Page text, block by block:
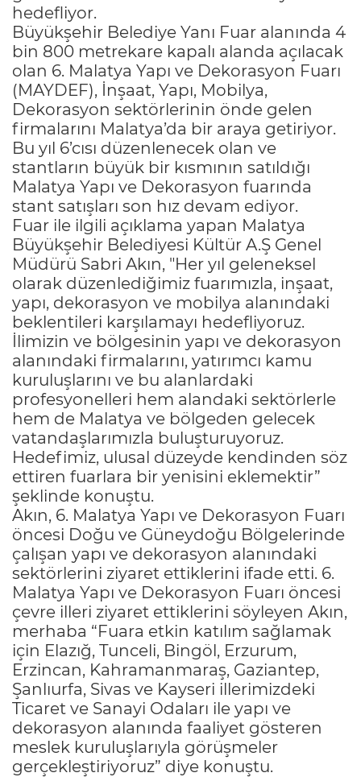
hedefliyor.
Büyükşehir Belediye Yanı Fuar alanında 4
bin 800 metrekare kapalı alanda açılacak
olan 6. Malatya Yapı ve Dekorasyon Fuarı
(MAYDEF), İnşaat, Yapı, Mobilya,
Dekorasyon sektörlerinin önde gelen
firmalarını Malatya’da bir araya getiriyor.
Bu yıl 6’cısı düzenlenecek olan ve
stantların büyük bir kısmının satıldığı
Malatya Yapı ve Dekorasyon fuarında
stant satışları son hız devam ediyor.
Fuar ile ilgili açıklama yapan Malatya
Büyükşehir Belediyesi Kültür A.Ş Genel
Müdürü Sabri Akın, "Her yıl geleneksel
olarak düzenlediğimiz fuarımızla, inşaat,
yapı, dekorasyon ve mobilya alanındaki
beklentileri karşılamayı hedefliyoruz.
İlimizin ve bölgesinin yapı ve dekorasyon
alanındaki firmalarını, yatırımcı kamu
kuruluşlarını ve bu alanlardaki
profesyonelleri hem alandaki sektörlerle
hem de Malatya ve bölgeden gelecek
vatandaşlarımızla buluşturuyoruz.
Hedefimiz, ulusal düzeyde kendinden söz
ettiren fuarlara bir yenisini eklemektir”
şeklinde konuştu.
Akın, 6. Malatya Yapı ve Dekorasyon Fuarı
öncesi Doğu ve Güneydoğu Bölgelerinde
çalışan yapı ve dekorasyon alanındaki
sektörlerini ziyaret ettiklerini ifade etti. 6.
Malatya Yapı ve Dekorasyon Fuarı öncesi
çevre illeri ziyaret ettiklerini söyleyen Akın,
merhaba “Fuara etkin katılım sağlamak
için Elazığ, Tunceli, Bingöl, Erzurum,
Erzincan, Kahramanmaraş, Gaziantep,
Şanlıurfa, Sivas ve Kayseri illerimizdeki
Ticaret ve Sanayi Odaları ile yapı ve
dekorasyon alanında faaliyet gösteren
meslek kuruluşlarıyla görüşmeler
gerçekleştiriyoruz” diye konuştu.